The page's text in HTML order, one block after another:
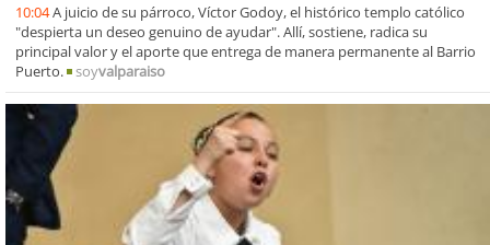
10:04A juicio de su párroco, Víctor Godoy, el histórico templo católico
"despierta un deseo genuino de ayudar". Allí, sostiene, radica su
principal valor y el aporte que entrega de manera permanente al Barrio
Puerto.
soyvalparaiso